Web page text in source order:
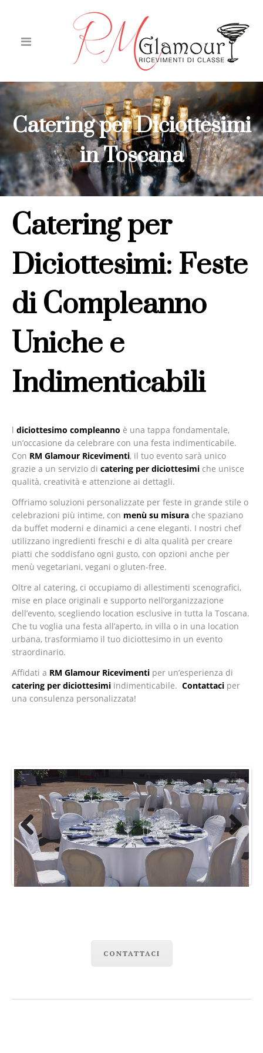
Catering per Diciottesimi
in Toscana
Catering per
Diciottesimi: Feste
di Compleanno
Uniche e
Indimenticabili
l diciottesimo compleanno è una tappa fondamentale,
un’occasione da celebrare con una festa indimenticabile.
Con RM Glamour Ricevimenti, il tuo evento sarà unico
grazie a un servizio di catering per diciottesimi che unisce
qualità, creatività e attenzione ai dettagli.
Offriamo soluzioni personalizzate per feste in grande stile o
celebrazioni più intime, con menù su misura che spaziano
da buffet moderni e dinamici a cene eleganti. I nostri chef
utilizzano ingredienti freschi e di alta qualità per creare
piatti che soddisfano ogni gusto, con opzioni anche per
menù vegetariani, vegani o gluten-free.
Oltre al catering, ci occupiamo di allestimenti scenografici,
mise en place originali e supporto nell’organizzazione
dell’evento, scegliendo location esclusive in tutta la Toscana.
Che tu voglia una festa all’aperto, in villa o in una location
urbana, trasformiamo il tuo diciottesimo in un evento
straordinario.
Affidati a RM Glamour Ricevimenti per un’esperienza di
catering per diciottesimi indimenticabile. Contattaci per
una consulenza personalizzata!
Previous Next
CONTATTACI